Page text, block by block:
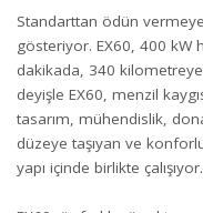
Standarttan ödün
gösteriyor. EX60, 400 kW
dakikada, 340
deyişle EX60, menzil
tasarım, mühendislik,
düzeye taşıyan ve
yapı içinde birlikte çalışıyor.